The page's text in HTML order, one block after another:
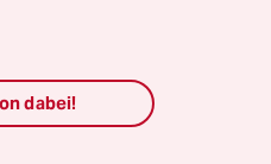
dabei!